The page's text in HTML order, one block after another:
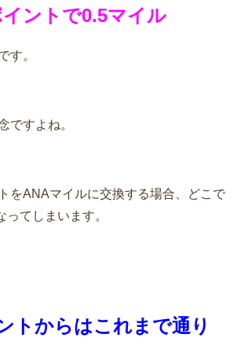
ントで0.5マイル
す。
ですよね。
をANAマイルに交換する場合、どこで
ってしまいます。
トからはこれまで通り